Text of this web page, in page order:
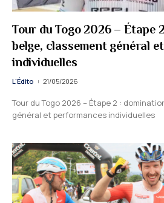
Tour du Togo 2026 – Étape
belge, classement général
individuelles
L'Édito 21/05/2026
Tour du Togo 2026 – Étape 2 :
général et performances individuelles